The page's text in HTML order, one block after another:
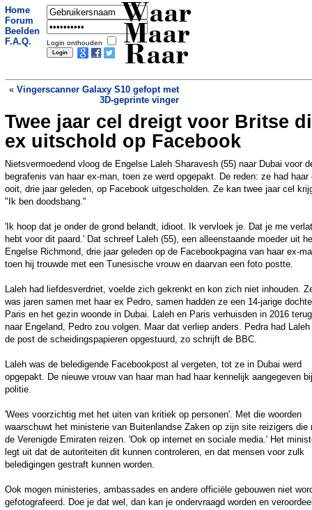
Home
Forum
Beelden
F.A.Q.
Login onthouden
Waar
Maar
Raar
« Vingerscanner Galaxy S10 gefopt met
3D-geprinte vinger
Zangeres mag met deze ongepaste
bikini niet meer het zwembad in na
klachten van moeders »
Twee jaar cel dreigt voor Britse
ex uitschold op Facebook
Nietsvermoedend vloog de Engelse Laleh Sharavesh (55) naar Dubai voor
begrafenis van haar ex-man, toen ze werd opgepakt. De reden: ze had haar
ooit, drie jaar geleden, op Facebook uitgescholden. Ze kan twee jaar cel
"Ik ben doodsbang."
'Ik hoop dat je onder de grond belandt, idioot. Ik vervloek je. Dat je me
hebt voor dit paard.' Dat schreef Laleh (55), een alleenstaande moeder uit
Engelse Richmond, drie jaar geleden op de Facebookpagina van haar ex-
toen hij trouwde met een Tunesische vrouw en daarvan een foto postte.
Laleh had liefdesverdriet, voelde zich gekrenkt en kon zich niet inhouden.
was jaren samen met haar ex Pedro, samen hadden ze een 14-jarige
Paris en het gezin woonde in Dubai. Laleh en Paris verhuisden in 2016 terug
naar Engeland, Pedro zou volgen. Maar dat verliep anders. Pedra had
de post de scheidingspapieren opgestuurd, zo schrijft de BBC.
Laleh was de beledigende Facebookpost al vergeten, tot ze in Dubai werd
opgepakt. De nieuwe vrouw van haar man had haar kennelijk aangegeven
politie.
'Wees voorzichtig met het uiten van kritiek op personen'. Met die woorden
waarschuwt het ministerie van Buitenlandse Zaken op zijn site reizigers die
de Verenigde Emiraten reizen. 'Ook op internet en sociale media.' Het
legt uit dat de autoriteiten dit kunnen controleren, en dat mensen voor zulk
beledigingen gestraft kunnen worden.
Ook mogen ministeries, ambassades en andere officiële gebouwen niet
gefotografeerd. Doe je dat wel, dan kan je ondervraagd worden en